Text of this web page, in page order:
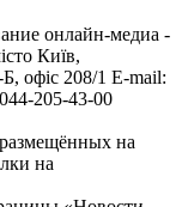
онлайн-медиа -
Київ,
208/1 E-mail:
205-43-00
на
на